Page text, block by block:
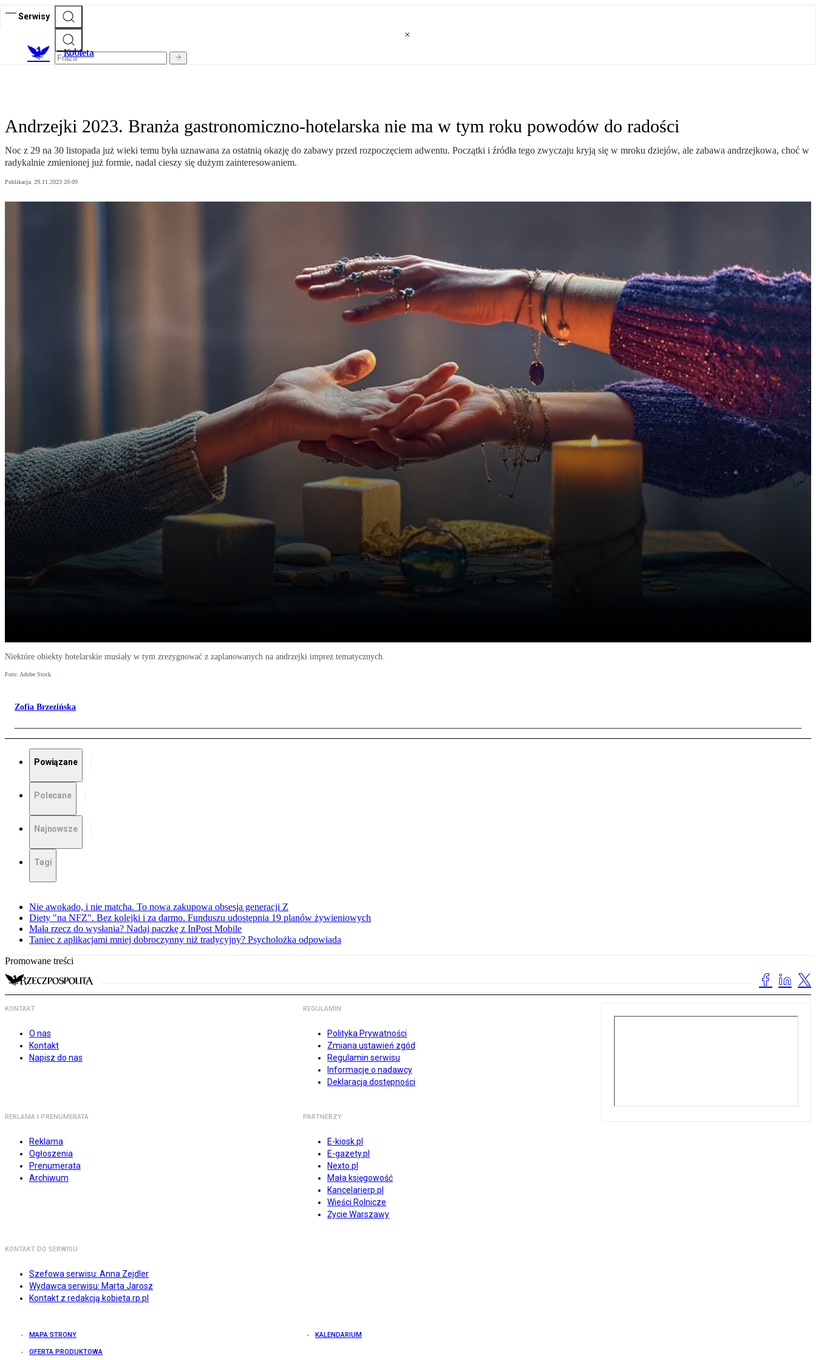
Serwisy
Kobieta
Andrzejki 2023. Branża gastronomiczno-hotelarska nie ma w tym roku powodów do radości
Noc z 29 na 30 listopada już wieki temu była uznawana za ostatnią okazję do zabawy przed rozpoczęciem adwentu. Początki i źródła tego zwyczaju kryją się w mroku dziejów, ale zabawa andrzejkowa, choć w
radykalnie zmienionej już formie, nadal cieszy się dużym zainteresowaniem.
Publikacja: 29.11.2023 20:09
Niektóre obiekty hotelarskie musiały w tym zrezygnować z zaplanowanych na andrzejki imprez tematycznych.
Foto: Adobe Stock
Zofia Brzezińska
Powiązane
Polecane
Najnowsze
Tagi
Nie awokado, i nie matcha. To nowa zakupowa obsesja generacji Z
Diety "na NFZ". Bez kolejki i za darmo. Funduszu udostępnia 19 planów żywieniowych
Mała rzecz do wysłania? Nadaj paczkę z InPost Mobile
Taniec z aplikacjami mniej dobroczynny niż tradycyjny? Psycholożka odpowiada
Promowane treści
KONTAKT
O nas
Kontakt
Napisz do nas
REGULAMIN
Polityka Prywatności
Zmiana ustawień zgód
Regulamin serwisu
Informacje o nadawcy
Deklaracja dostępności
REKLAMA I PRENUMERATA
Reklama
Ogłoszenia
Prenumerata
Archiwum
PARTNERZY
E-kiosk.pl
E-gazety.pl
Nexto.pl
Mała księgowość
Kancelarierp.pl
Wieści Rolnicze
Życie Warszawy
KONTAKT DO SERWISU
Szefowa serwisu: Anna Zejdler
Wydawca serwisu: Marta Jarosz
Kontakt z redakcją kobieta.rp.pl
MAPA STRONY KALENDARIUM
OFERTA PRODUKTOWA